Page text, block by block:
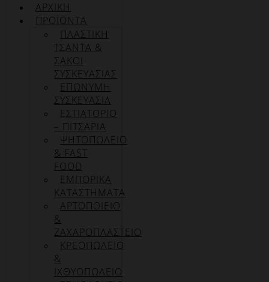
ΑΡΧΙΚΉ
ΠΡΟΪΌΝΤΑ
ΠΛΑΣΤΙΚΗ
ΤΣΑΝΤΑ &
ΣΑΚΟΙ
ΣΥΣΚΕΥΑΣΙΑΣ
ΕΠΏΝΥΜΗ
ΣΥΣΚΕΥΑΣΊΑ
ΕΣΤΙΑΤΟΡΙΟ
– ΠΙΤΣΑΡΙΑ
ΨΗΤΟΠΩΛΕΙΟ
& FAST
FOOD
ΕΜΠΟΡΙΚΑ
ΚΑΤΑΣΤΗΜΑΤΑ
ΑΡΤΟΠΟΙΕΙΟ
&
ΖΑΧΑΡΟΠΛΑΣΤΕΙΟ
ΚΡΕΟΠΩΛΕΙΟ
&
ΙΧΘΥΟΠΩΛΕΙΟ